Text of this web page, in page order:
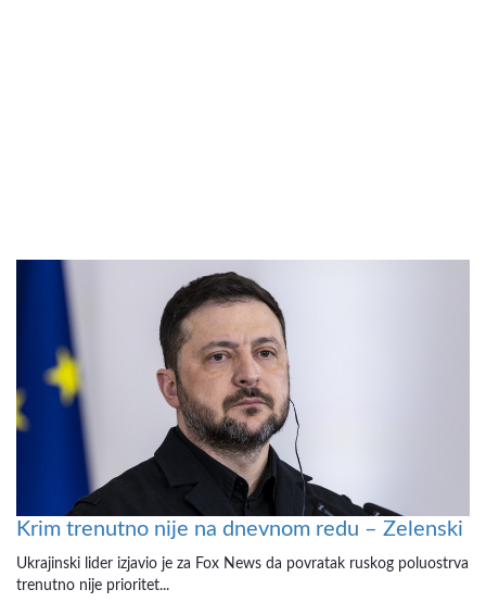
Krim trenutno nije na dnevnom redu – Zelenski
Ukrajinski lider izjavio je za Fox News da povratak ruskog poluostrva
trenutno nije prioritet...